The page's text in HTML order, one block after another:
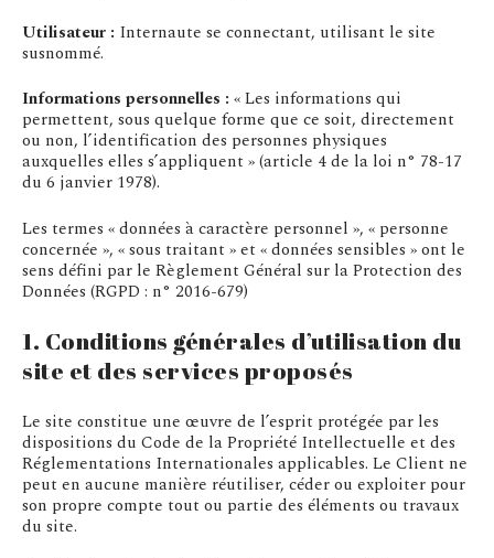
Utilisateur : Internaute se connectant, utilisant le site
susnommé.
Informations personnelles : « Les informations qui
permettent, sous quelque forme que ce soit, directement
ou non, l’identification des personnes physiques
auxquelles elles s’appliquent » (article 4 de la loi n° 78-17
du 6 janvier 1978).
Les termes « données à caractère personnel », « personne
concernée », « sous traitant » et « données sensibles » ont le
sens défini par le Règlement Général sur la Protection des
Données (RGPD : n° 2016-679)
1. Conditions générales d’utilisation du
site et des services proposés
Le site constitue une œuvre de l’esprit protégée par les
dispositions du Code de la Propriété Intellectuelle et des
Réglementations Internationales applicables. Le Client ne
peut en aucune manière réutiliser, céder ou exploiter pour
son propre compte tout ou partie des éléments ou travaux
du site.